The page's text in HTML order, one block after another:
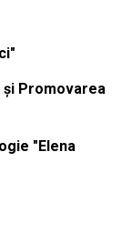
Promovarea
"Elena